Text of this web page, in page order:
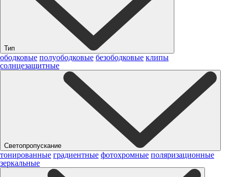
Тип
ободковые полуободковые безободковые клипы
солнцезащитные
Светопропускание
тонированные градиентные фотохромные поляризационные
зеркальные